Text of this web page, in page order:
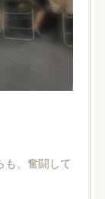
も、奮闘して